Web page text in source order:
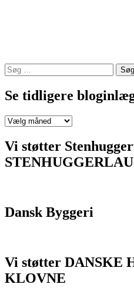
Søg
efter:
Se tidligere
Se
bloginlæg
her.
Vi støtter
Dansk Byggeri
Vi støtter DANSKE
KLOVNE